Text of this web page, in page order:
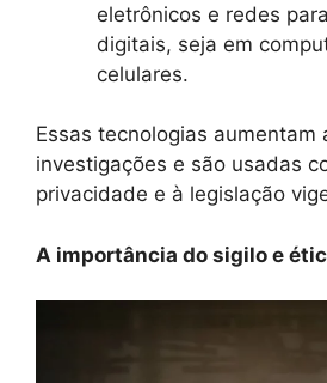
eletrônicos e redes
digitais, seja em
celulares.
Essas tecnologias aumentam
investigações e são usadas
privacidade e à legislação
A importância do sigilo e